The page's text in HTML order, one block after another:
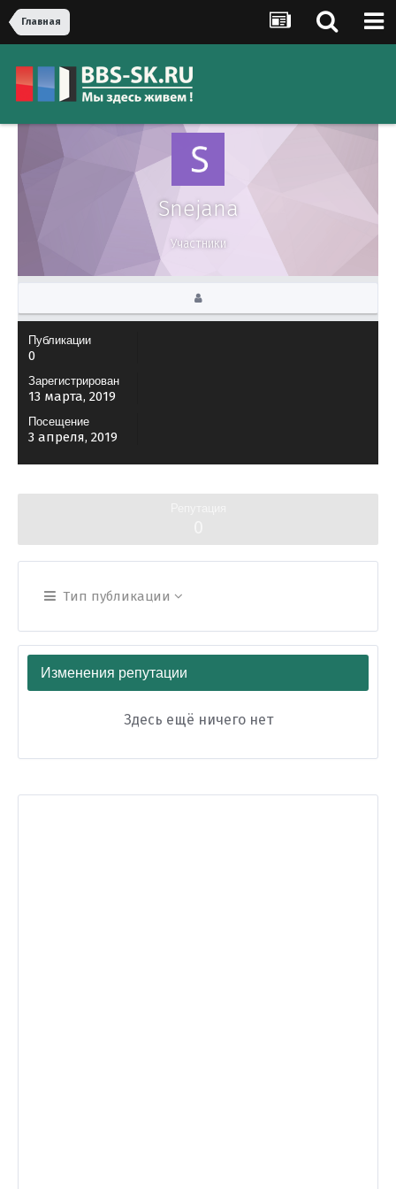
Главная
Snejana
Участники
Публикации
0
Зарегистрирован
13 марта, 2019
Посещение
3 апреля, 2019
Тип публикации
Изменения репутации
Здесь ещё ничего нет